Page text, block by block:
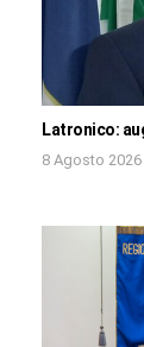
Latronico:
8 Agosto 2026